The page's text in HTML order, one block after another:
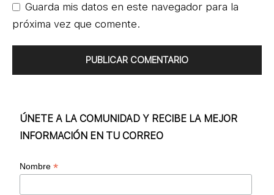
Guarda mis datos en este navegador para la
próxima vez que comente.
ÚNETE A LA COMUNIDAD Y RECIBE LA MEJOR
INFORMACIÓN EN TU CORREO
Nombre*